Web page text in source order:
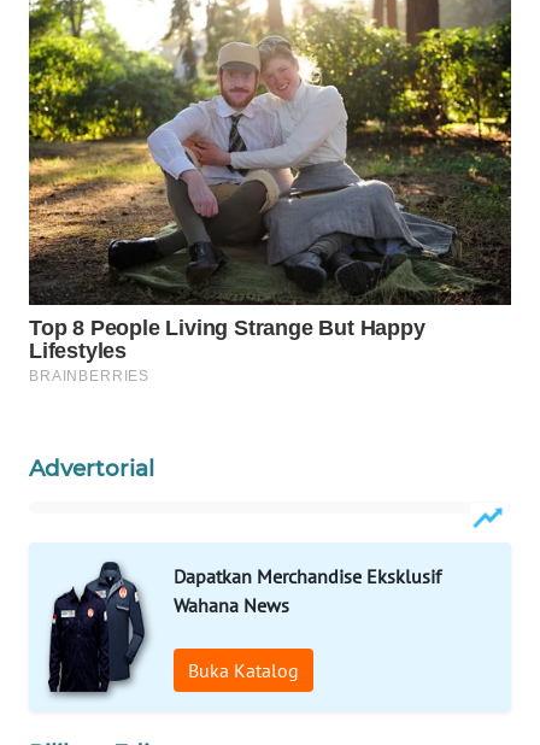
Advertorial
Dapatkan Merchandise Eksklusif
Wahana News
Buka Katalog
Wahana
Network
KONSUMEN
LISTRIK
MASYARAKAT
KELISTRIKAN
WALINKI
ID
PLN
WATCH
MKLI